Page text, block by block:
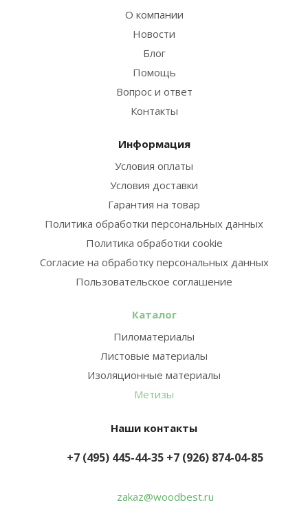
О компании
Новости
Блог
Помощь
Вопрос и ответ
Контакты
Информация
Условия оплаты
Условия доставки
Гарантия на товар
Политика обработки персональных данных
Политика обработки cookie
Согласие на обработку персональных данных
Пользовательское соглашение
Каталог
Пиломатериалы
Листовые материалы
Изоляционные материалы
Метизы
Наши контакты
+7 (495) 445-44-35 +7 (926) 874-04-85
zakaz@woodbest.ru